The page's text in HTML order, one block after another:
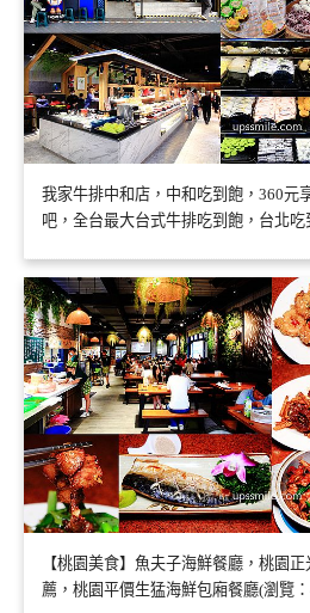
我家牛排中和店，中和吃到飽，360元
吧，全台最大台式牛排吃到飽，台北
【桃園美食】魚夫子海鮮餐廳，桃園
薦，桃園平價生猛海鮮包廂餐廳(瀏覽